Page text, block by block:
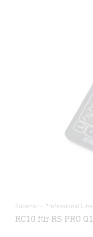
Zubehör - Professional Line
RC10 für RS PRO Q1